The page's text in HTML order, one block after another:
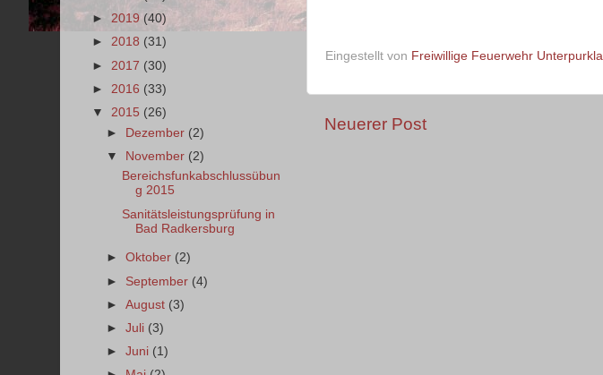
Eingestellt von Freiwillige Feuerwehr Unterpurkla
Neuerer Post
► 2019 (40)
► 2018 (31)
► 2017 (30)
► 2016 (33)
▼ 2015 (26)
► Dezember (2)
▼ November (2)
Bereichsfunkabschlussübun
g 2015
Sanitätsleistungsprüfung in
Bad Radkersburg
►Oktober (2)
► September (4)
►August (3)
►Juli (3)
►Juni (1)